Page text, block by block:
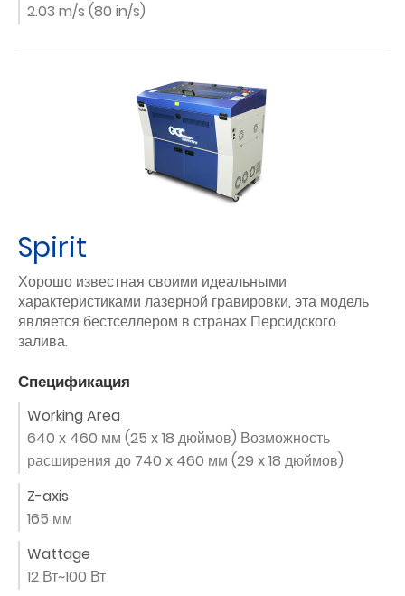
2.03 m/s (80 in/s)
Spirit
Хорошо известная своими идеальными
характеристиками лазерной гравировки, эта модель
является бестселлером в странах Персидского
залива.
Спецификация
Working Area
640 x 460 мм (25 x 18 дюймов) Возможность
расширения до 740 x 460 мм (29 x 18 дюймов)
Z-axis
165 мм
Wattage
12 Вт~100 Вт